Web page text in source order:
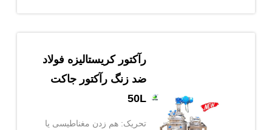
رآکتور کریستالیزه فولاد
ضد زنگ رآکتور جاکت
50L
تحریک: هم زدن مغناطیسی یا